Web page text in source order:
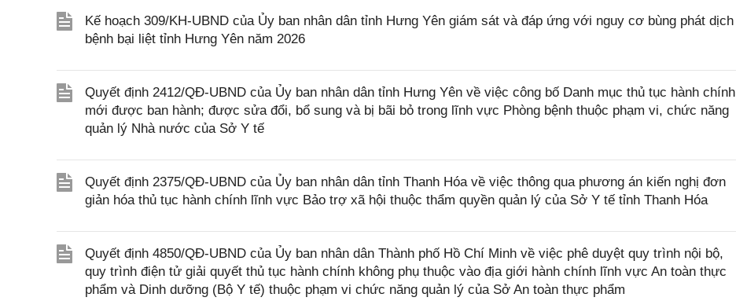
Kế hoạch 309/KH-UBND của Ủy ban nhân dân tỉnh Hưng Yên giám sát và đáp ứng với nguy cơ bùng phát dịch
bệnh bại liệt tỉnh Hưng Yên năm 2026
Quyết định 2412/QĐ-UBND của Ủy ban nhân dân tỉnh Hưng Yên về việc công bố Danh mục thủ tục hành chính
mới được ban hành; được sửa đổi, bổ sung và bị bãi bỏ trong lĩnh vực Phòng bệnh thuộc phạm vi, chức năng
quản lý Nhà nước của Sở Y tế
Quyết định 2375/QĐ-UBND của Ủy ban nhân dân tỉnh Thanh Hóa về việc thông qua phương án kiến nghị đơn
giản hóa thủ tục hành chính lĩnh vực Bảo trợ xã hội thuộc thẩm quyền quản lý của Sở Y tế tỉnh Thanh Hóa
Quyết định 4850/QĐ-UBND của Ủy ban nhân dân Thành phố Hồ Chí Minh về việc phê duyệt quy trình nội bộ,
quy trình điện tử giải quyết thủ tục hành chính không phụ thuộc vào địa giới hành chính lĩnh vực An toàn thực
phẩm và Dinh dưỡng (Bộ Y tế) thuộc phạm vi chức năng quản lý của Sở An toàn thực phẩm